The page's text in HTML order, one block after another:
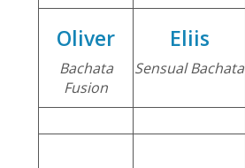
Oliver
Bachata
Fusion
Eliis
SensualBachata